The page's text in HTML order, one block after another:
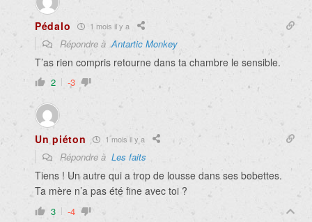
Pédalo 1 mois il y a
Répondre àAntartic Monkey
T’as rien compris retourne dans ta chambre le sensible.
2 -3
Un piéton 1 mois il y a
Répondre à Les faits
Tiens ! Un autre qui a trop de lousse dans ses bobettes.
Ta mère n’a pas été fine avec toi ?
3 -4